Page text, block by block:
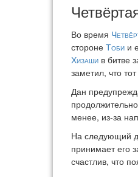
Во время
стороне Тоби и
Хизаши в битве
заметил, что
Дан
менее, из-за
На следующий
принимает его
счастлив, что